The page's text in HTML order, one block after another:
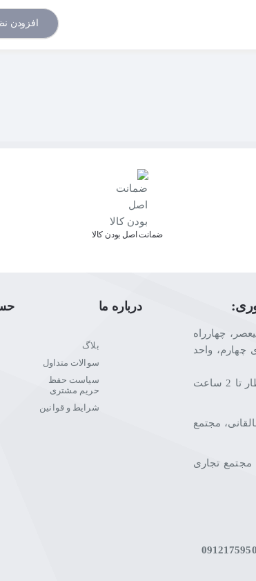
افزودن
ﺿﻤﺎﻧﺖ اﺻﻞ ﺑﻮدن ﮐﺎﻟﺎ
چهارراه
چهارم، واحد
(به علت حجم بالای سفارشات، حتما زمان انتظار تا 2 ساعت
مجتمع
مجتمع تجاری
درباره ما
بلاگ
سوالات متداول
سیاست حفظ
حریم مشتری
شرایط و قوانین